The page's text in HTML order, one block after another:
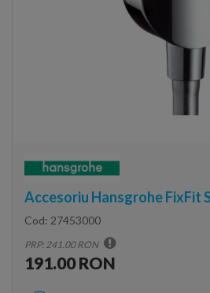
Accesoriu Hansgrohe FixFit
Cod: 27453000
PRP: 241.00 RON
191.00 RON